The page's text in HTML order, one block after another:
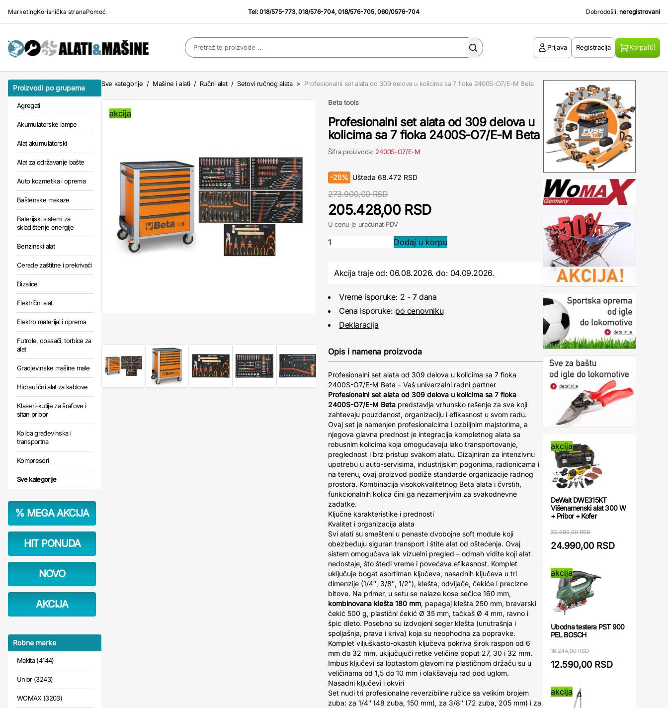
MarketingKorisnička stranaPomoć Tel:018/575-773,018/576-704,018/576-705,060/0576-704 Dobrodošli: neregistrovani
Prijava Registracija Korpa(0)
Proizvodi po grupama
Agregati
Akumulatorske lampe
Alat akumulatorski
Alat za održavanje bašte
Auto kozmetika i oprema
Baštenske makaze
Baterijski sistemi za
skladištenje energije
Benzinski alat
Cerade zaštitne i prekrivači
Dizalice
Električni alat
Elektro materijal i oprema
Futrole, opasači, torbice za
alat
Gradjevinske mašine male
Hidraulični alat za kablove
Klaseri-kutije za šrafove i
sitan pribor
Kolica građevinska i
transportna
Kompresori
Sve kategorije
% MEGA AKCIJA
HIT PONUDA
NOVO
AKCIJA
Robne marke
Makita (4144)
Unior (3243)
WOMAX (3203)
Sve kategorije / Mašine i alati / Ručni alat / Setovi ručnog alata > Profesionalni set alata od 309 delova u kolicima sa 7 fioka 2400S-O7/E-M Beta
akcija
Beta tools
Profesionalni set alata od 309 delova u
kolicima sa 7 fioka 2400S-O7/E-M Beta
Šifra proizvoda: 2400S-O7/E-M
-25% Ušteda 68.472 RSD
273.900,00 RSD
205.428,00 RSD
U cenu je uračunat PDV
Akcija traje od: 06.08.2026.do: 04.09.2026.
Vreme isporuke: 2 - 7 dana
Cena isporuke: po cenovniku
Deklaracija
Opis i namena proizvoda
Profesionalni set alata od 309 delova u kolicima sa 7 fioka
2400S-O7/E-M Beta – Vaš univerzalni radni partner
Profesionalni set alata od 309 delova u kolicima sa 7 fioka
2400S-O7/E-M Beta predstavlja vrhunsko rešenje za sve koji
zahtevaju pouzdanost, organizaciju i efikasnost u svom radu.
Ovaj set je namenjen profesionalcima i ozbiljnim majstorima, a
njegova glavna prednost je integracija kompletnog alata sa
robusnim kolicima koja omogućavaju lako transportovanje,
preglednost i brz pristup svakom alatu. Dizajniran za intenzivnu
upotrebu u auto-servisima, industrijskim pogonima, radionicama i
na terenu, ovaj proizvod podiže standarde organizacije radnog
prostora. Kombinacija visokokvalitetnog Beta alata i čvrstih,
funkcionalnih kolica čini ga nezamenjivim za svakodnevne
zadatke.
Ključne karakteristike i prednosti
Kvalitet i organizacija alata
Svi alati su smešteni u penaste dvobojne soft module koji
obezbeđuju siguran transport i štite alat od oštećenja. Ovaj
sistem omogućava lak vizuelni pregled – odmah vidite koji alat
nedostaje, što štedi vreme i povećava efikasnost. Komplet
uključuje bogat asortiman ključeva, nasadnih ključeva u tri
dimenzije (1/4″, 3/8″, 1/2″), klešta, odvijače, čekiće i precizne
bitove. Na primer, u setu se nalaze kose sečice 160 mm,
kombinovana klešta 180 mm, papagaj klešta 250 mm, bravarski
čekić 500 g, plastični čekić Ø 35 mm, tačkaš Ø 4 mm, ravno i
špic dleto. Posebno su izdvojeni seger klešta (unutrašnja i
spoljašnja, prava i kriva) koja su neophodna za popravke.
Komplet viljuškasto-okastih ključeva pokriva širok raspon od 6
mm do 32 mm, uključujući retke veličine poput 27, 30 i 32 mm.
Imbus ključevi sa loptastom glavom na plastičnom držaču su u
veličinama od 1,5 do 10 mm i olakšavaju rad pod uglom.
Nasadni ključevi i okviri
Set nudi tri profesionalne reverzibilne ručice sa velikim brojem
zuba: za 1/4″ (48 zuba, 150 mm), za 3/8″ (72 zuba, 205 mm) i za
akcija
DeWalt DWE315KT
Višenamenski alat 300 W
+ Pribor + Kofer
29.680,00 RSD
24.990,00 RSD
akcija
Ubodna testera PST 900
PEL BOSCH
16.244,00 RSD
12.590,00 RSD
akcija